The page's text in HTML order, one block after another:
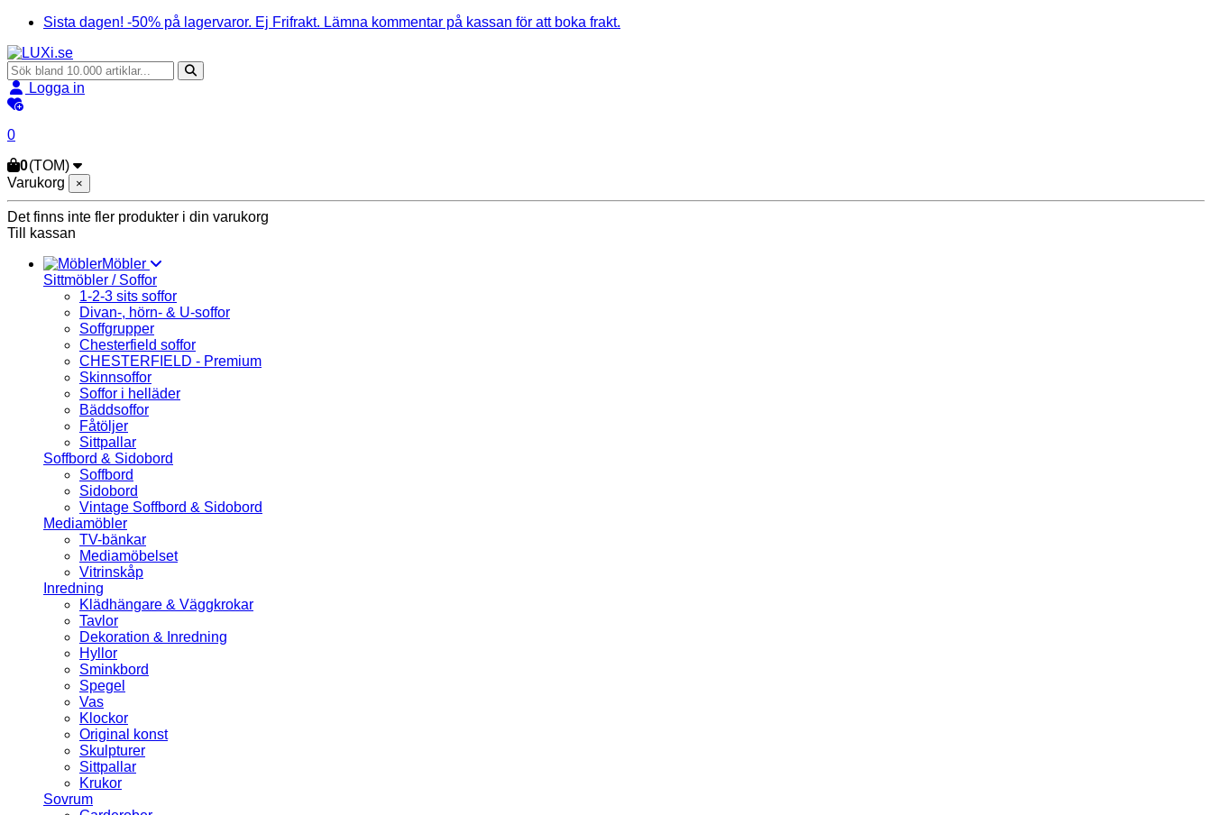
Sista dagen! -50% på lagervaror. Ej Frifrakt. Lämna kommentar på kassan för att boka frakt.
Logga in
0
0(TOM)
Varukorg
×
Det finns inte fler produkter i din varukorg
Till kassan
Möbler
Sittmöbler / Soffor
1-2-3 sits soffor
Divan-, hörn- & U-soffor
Soffgrupper
Chesterfield soffor
CHESTERFIELD - Premium
Skinnsoffor
Soffor i helläder
Bäddsoffor
Fåtöljer
Sittpallar
Soffbord & Sidobord
Soffbord
Sidobord
Vintage Soffbord & Sidobord
Mediamöbler
TV-bänkar
Mediamöbelset
Vitrinskåp
Inredning
Klädhängare & Väggkrokar
Tavlor
Dekoration & Inredning
Hyllor
Sminkbord
Spegel
Vas
Klockor
Original konst
Skulpturer
Sittpallar
Krukor
Sovrum